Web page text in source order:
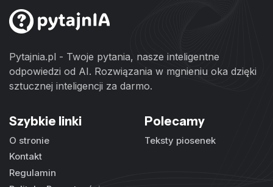
Pytajnia.pl - Twoje pytania, nasze inteligentne
odpowiedzi od AI. Rozwiązania w mgnieniu oka dzięki
sztucznej inteligencji za darmo.
Szybkie linki
O stronie
Kontakt
Regulamin
Polecamy
Teksty piosenek